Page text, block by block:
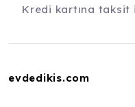
Kredi kartına taksit
evdedikis.com